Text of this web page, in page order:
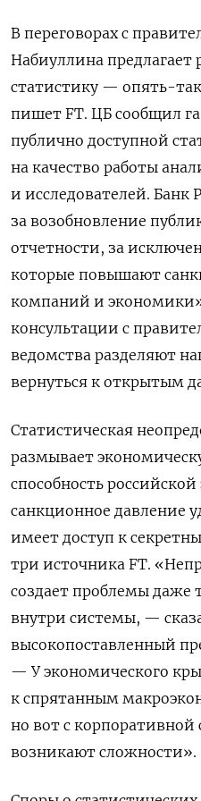
В переговорах с
Набиуллина предлагает
статистику — опять-
пишет FT. ЦБ сообщил
публично доступной
на качество работы
и исследователей. Банк
за возобновление
отчетности, за
которые повышают
компаний и
консультации с
ведомства разделяют
вернуться к открытым
Статистическая
размывает
способность
санкционное давление
имеет доступ к
три источника FT.
создает проблемы даже
внутри системы, —
высокопоставленный
— У экономического
к спрятанным
но вот с корпоративной
возникают сложности».